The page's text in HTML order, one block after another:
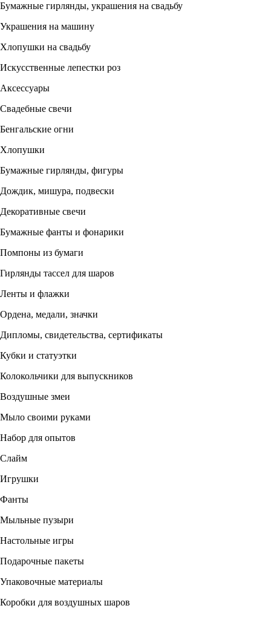
Бумажные гирлянды, украшения на свадьбу
Украшения на машину
Хлопушки на свадьбу
Искусственные лепестки роз
Аксессуары
Свадебные свечи
Бенгальские огни
Хлопушки
Бумажные гирлянды, фигуры
Дождик, мишура, подвески
Декоративные свечи
Бумажные фанты и фонарики
Помпоны из бумаги
Гирлянды тассел для шаров
Ленты и флажки
Ордена, медали, значки
Дипломы, свидетельства, сертификаты
Кубки и статуэтки
Колокольчики для выпускников
Воздушные змеи
Мыло своими руками
Набор для опытов
Слайм
Игрушки
Фанты
Мыльные пузыри
Настольные игры
Подарочные пакеты
Упаковочные материалы
Коробки для воздушных шаров